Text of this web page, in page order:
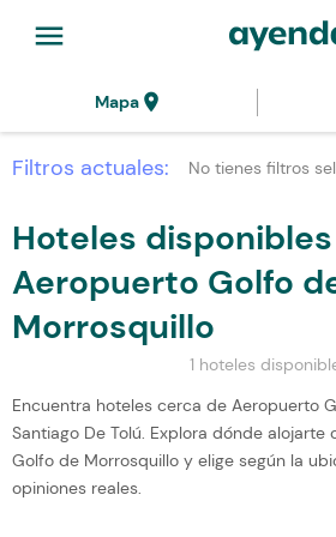
menu
Mapalocation_on
Filtros actuales: No tienes filtros
Hoteles
Aeropuerto Golfo
Morrosquillo
1 hoteles
Encuentra hoteles cerca de Aeropuerto
Santiago De Tolú. Explora dónde
Golfo de Morrosquillo y elige según la
opiniones reales.